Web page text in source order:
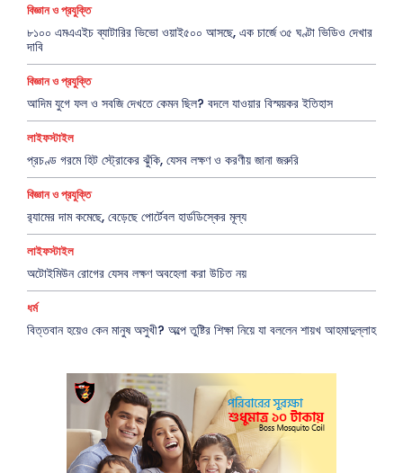
বিজ্ঞান ও প্রযুক্তি
৮১০০ এমএএইচ ব্যাটারির ভিভো ওয়াই৫০০ আসছে, এক চার্জে ৩৫ ঘণ্টা ভিডিও দেখার
দাবি
বিজ্ঞান ও প্রযুক্তি
আদিম যুগে ফল ও সবজি দেখতে কেমন ছিল? বদলে যাওয়ার বিস্ময়কর ইতিহাস
লাইফস্টাইল
প্রচণ্ড গরমে হিট স্ট্রোকের ঝুঁকি, যেসব লক্ষণ ও করণীয় জানা জরুরি
বিজ্ঞান ও প্রযুক্তি
র‍্যামের দাম কমেছে, বেড়েছে পোর্টেবল হার্ডডিস্কের মূল্য
লাইফস্টাইল
অটোইমিউন রোগের যেসব লক্ষণ অবহেলা করা উচিত নয়
ধর্ম
বিত্তবান হয়েও কেন মানুষ অসুখী? অল্পে তুষ্টির শিক্ষা নিয়ে যা বললেন শায়খ আহমাদুল্লাহ